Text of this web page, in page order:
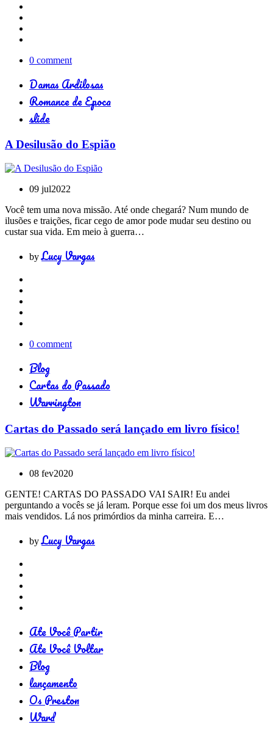
0 comment
Damas Ardilosas
Romance de Epoca
slide
A Desilusão do Espião
09 jul2022
Você tem uma nova missão. Até onde chegará? Num mundo de
ilusões e traições, ficar cego de amor pode mudar seu destino ou
custar sua vida. Em meio à guerra…
byLucy Vargas
0 comment
Blog
Cartas do Passado
Warrington
Cartas do Passado será lançado em livro físico!
08 fev2020
GENTE! CARTAS DO PASSADO VAI SAIR! Eu andei
perguntando a vocês se já leram. Porque esse foi um dos meus livros
mais vendidos. Lá nos primórdios da minha carreira. E…
byLucy Vargas
Ate Você Partir
Ate Você Voltar
Blog
lançamento
Os Preston
Ward